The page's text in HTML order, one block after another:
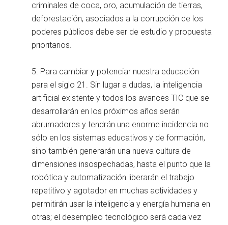
criminales de coca, oro, acumulación de tierras,
deforestación, asociados a la corrupción de los
poderes públicos debe ser de estudio y propuesta
prioritarios.
5. Para cambiar y potenciar nuestra educación
para el siglo 21. Sin lugar a dudas, la inteligencia
artificial existente y todos los avances TIC que se
desarrollarán en los próximos años serán
abrumadores y tendrán una enorme incidencia no
sólo en los sistemas educativos y de formación,
sino también generarán una nueva cultura de
dimensiones insospechadas, hasta el punto que la
robótica y automatización liberarán el trabajo
repetitivo y agotador en muchas actividades y
permitirán usar la inteligencia y energía humana en
otras; el desempleo tecnológico será cada vez